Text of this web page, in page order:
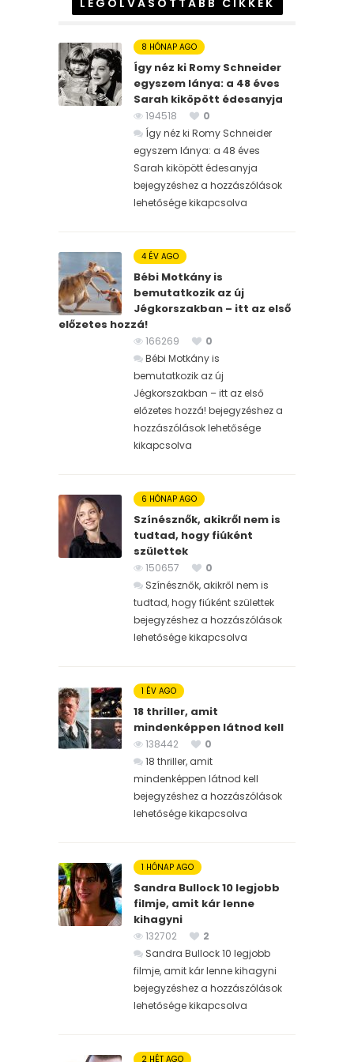
8 HÓNAP AGO
Így néz ki Romy Schneider
egyszem lánya: a 48 éves
Sarah kiköpött édesanyja
194518
0
Így néz ki Romy Schneider
egyszem lánya: a 48 éves
Sarah kiköpött édesanyja
bejegyzéshez a hozzászólások
lehetősége kikapcsolva
4 ÉV AGO
Bébi Motkány is
bemutatkozik az új
Jégkorszakban – itt az első
előzetes hozzá!
166269
0
Bébi Motkány is
bemutatkozik az új
Jégkorszakban – itt az első
előzetes hozzá! bejegyzéshez a
hozzászólások lehetősége
kikapcsolva
6 HÓNAP AGO
Színésznők, akikről nem is
tudtad, hogy fiúként
születtek
150657
0
Színésznők, akikről nem is
tudtad, hogy fiúként születtek
bejegyzéshez a hozzászólások
lehetősége kikapcsolva
1 ÉV AGO
18 thriller, amit
mindenképpen látnod kell
138442
0
18 thriller, amit
mindenképpen látnod kell
bejegyzéshez a hozzászólások
lehetősége kikapcsolva
1 HÓNAP AGO
Sandra Bullock 10 legjobb
filmje, amit kár lenne
kihagyni
132702
2
Sandra Bullock 10 legjobb
filmje, amit kár lenne kihagyni
bejegyzéshez a hozzászólások
lehetősége kikapcsolva
2 HÉT AGO